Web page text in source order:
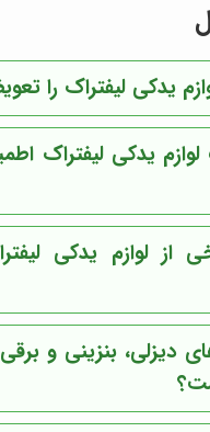
یدکی لیفتراک را
یدکی لیفتراک
از لوازم یدکی
دیزلی، بنزینی و